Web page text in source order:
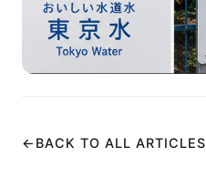
← BACK TO ALL ARTICLES